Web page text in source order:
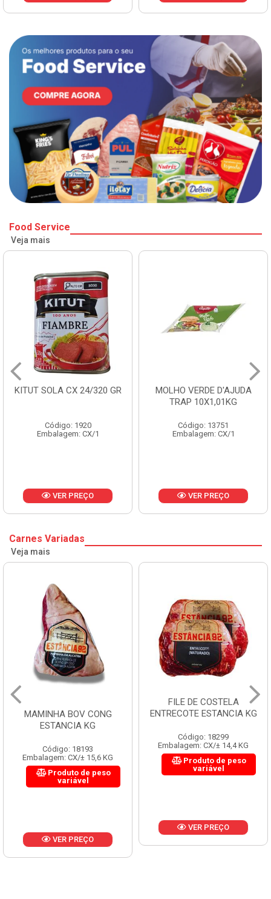
Food Service
Veja mais
KITUT SOLA CX 24/320 GR
Código: 1920
Embalagem: CX/1
VER PREÇO
MOLHO VERDE D'AJUDA
TRAP 10X1,01KG
Código: 13751
Embalagem: CX/1
VER PREÇO
Carnes Variadas
Veja mais
MAMINHA BOV CONG
ESTANCIA KG
Código: 18193
Embalagem: CX/± 15,6 KG
Produto de peso
variável
VER PREÇO
FILE DE COSTELA
ENTRECOTE ESTANCIA KG
Código: 18299
Embalagem: CX/± 14,4 KG
Produto de peso
variável
VER PREÇO